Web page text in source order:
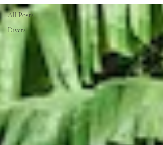
All Posts
Divers